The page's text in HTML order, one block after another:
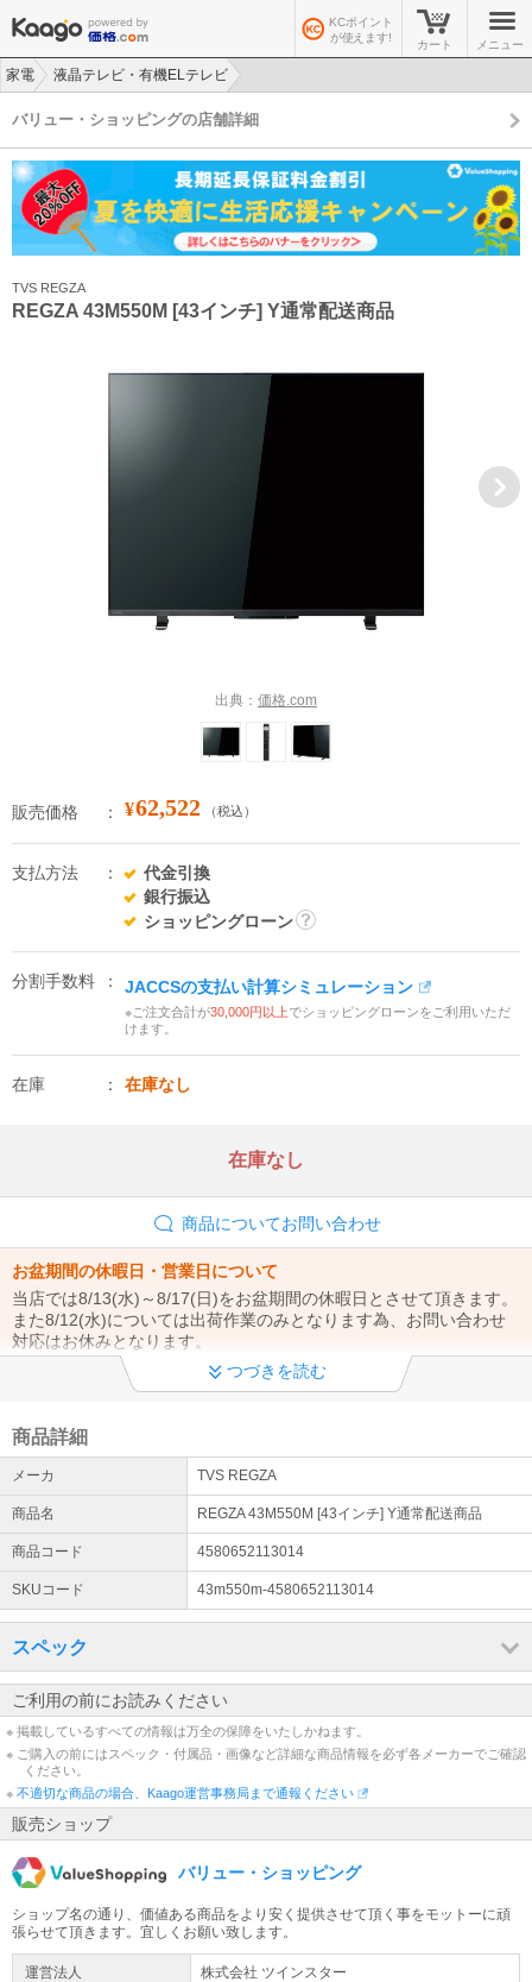
KCポイント
が使えます!
カート メニュー
家電
液晶テレビ・有機ELテレビ
バリュー・ショッピングの店舗詳細
TVS REGZA
REGZA 43M550M [43インチ] Y通常配送商品
出典： 価格.com
販売価格 ¥62,522 （税込）
支払方法
代金引換
銀行振込
ショッピングローン
分割手数料
JACCSの支払い計算シミュレーション
※ご注文合計が30,000円以上でショッピングローンをご利用いただ
けます。
在庫 在庫なし
在庫なし
商品についてお問い合わせ
お盆期間の休暇日・営業日について
当店では8/13(水)～8/17(日)をお盆期間の休暇日とさせて頂きます。
また8/12(水)については出荷作業のみとなります為、お問い合わせ
対応はお休みとなります。
注文確認後、翌営業日までに在庫状況メールを送信します。内容を
ご確認・ご返信いただいた時点で注文確定となり、メーカーへ発注
します。なお、メーカー直送品のためお届け先は法人・事業主様限
定となります。
エアコン工事に関するお知らせ
設置工事のお申し込み増加に伴い、誠に勝手ながら一部商品につき
ましては新規での工事申込受付を停止させていただいております。※
注文時のエアコン設置工事に関する選択ボックスを非表示に設定に
しております。
つづきを読む
商品詳細
メーカ TVS REGZA
商品名 REGZA 43M550M [43インチ] Y通常配送商品
商品コード 4580652113014
SKUコード 43m550m-4580652113014
スペック
ご利用の前にお読みください
※ 掲載しているすべての情報は万全の保障をいたしかねます。
※ ご購入の前にはスペック・付属品・画像など詳細な商品情報を必ず各メーカーでご確認
ください。
※ 不適切な商品の場合、Kaago運営事務局まで通報ください
販売ショップ
バリュー・ショッピング
ショップ名の通り、価値ある商品をより安く提供させて頂く事をモットーに頑
張らせて頂きます。宜しくお願い致します。
運営法人 株式会社 ツインスター